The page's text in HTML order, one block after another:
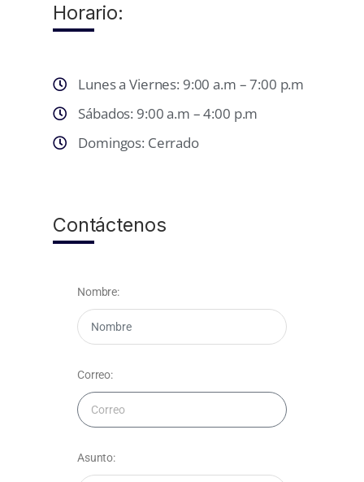
Horario:
Lunes a Viernes: 9:00 a.m – 7:00 p.m
Sábados: 9:00 a.m – 4:00 p.m
Domingos: Cerrado
Contáctenos
Nombre:
Correo:
Asunto: